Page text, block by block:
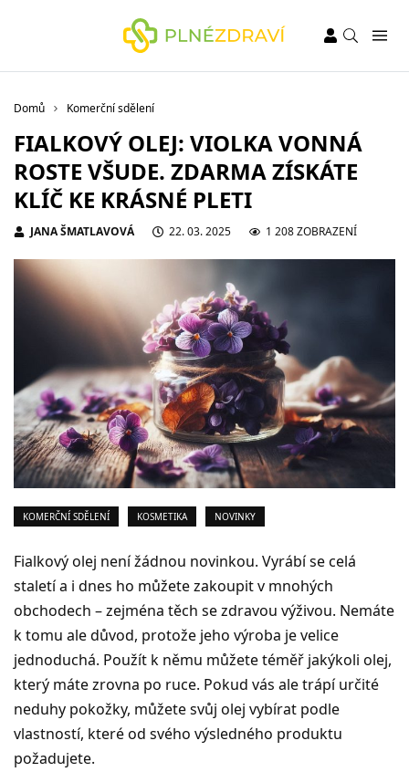
Domů Komerční sdělení
FIALKOVÝ OLEJ: VIOLKA VONNÁ
ROSTE VŠUDE. ZDARMA ZÍSKÁTE
KLÍČ KE KRÁSNÉ PLETI
JANA ŠMATLAVOVÁ 22. 03. 2025 1 208 ZOBRAZENÍ
KOMERČNÍ SDĚLENÍ KOSMETIKA NOVINKY
Fialkový olej není žádnou novinkou. Vyrábí se celá
staletí a i dnes ho můžete zakoupit v mnohých
obchodech – zejména těch se zdravou výživou. Nemáte
k tomu ale důvod, protože jeho výroba je velice
jednoduchá. Použít k němu můžete téměř jakýkoli olej,
který máte zrovna po ruce. Pokud vás ale trápí určité
neduhy pokožky, můžete svůj olej vybírat podle
vlastností, které od svého výsledného produktu
požadujete.